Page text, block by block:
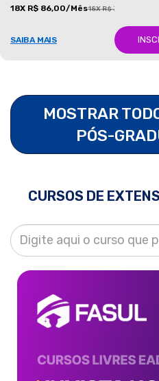
18X R$ 86,00/Mês18X R$ 387,00/Mês
SAIBA MAIS
MOSTRAR
PÓS-
CURSOS DE